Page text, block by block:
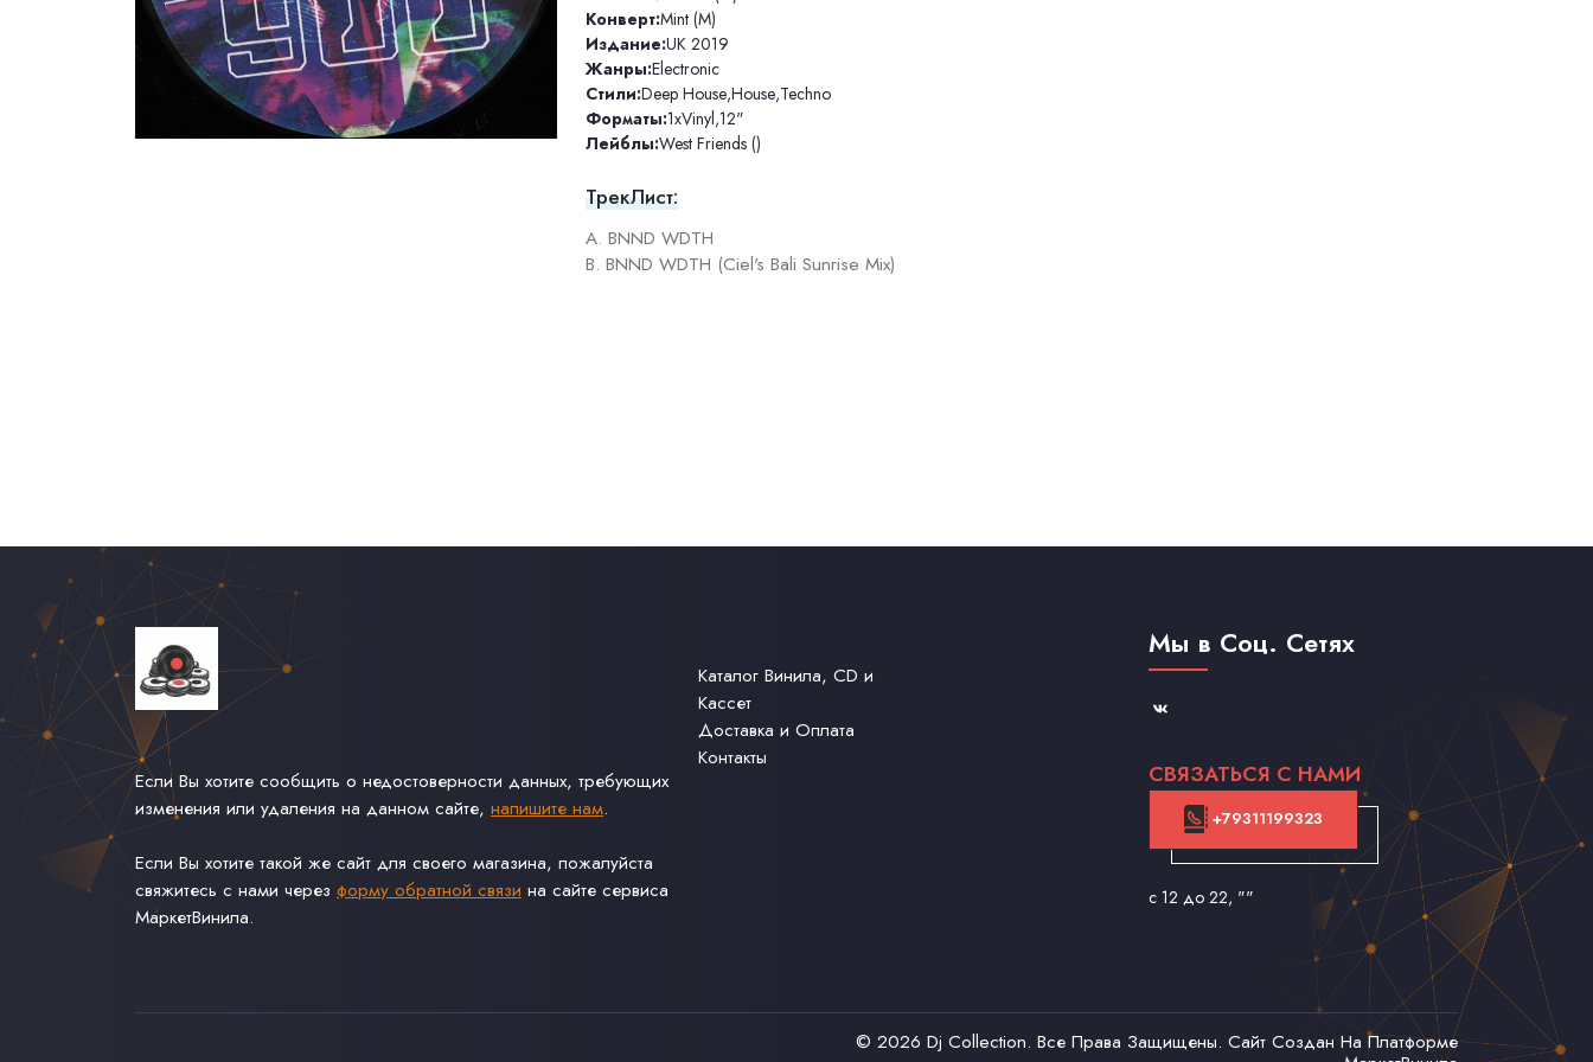
Конверт:Mint (M)
Издание:UK 2019
Жанры:Electronic
Стили:Deep House,House,Techno
Форматы:1xVinyl,12"
Лейблы:West Friends ()
ТрекЛист:
A. BNND WDTH
B. BNND WDTH (Ciel's Bali Sunrise Mix)
Если Вы хотите сообщить о недостоверности данных, требующих
изменения или удаления на данном сайте, напишите нам.
Если Вы хотите такой же сайт для своего магазина, пожалуйста
свяжитесь с нами через форму обратной связи на сайте сервиса
МаркетВинила.
Каталог Винила, CD и
Кассет
Доставка и Оплата
Контакты
Мы в Соц. Сетях
СВЯЗАТЬСЯ С НАМИ
+79311199323
с 12 до 22, ""
© 2026 Dj Collection. Все Права Защищены. Сайт Создан На Платформе